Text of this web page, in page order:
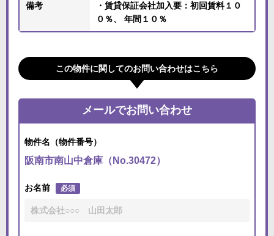
備考
・賃貸保証会社加⼊要：初回賃料１０
０％、 年間１０％
この物件に関してのお問い合わせはこちら
メールでお問い合わせ
物件名（物件番号）
阪南市南山中倉庫（No.30472）
お名前 必須